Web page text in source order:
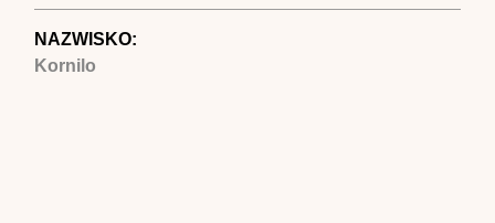
NAZWISKO:
Kornilo